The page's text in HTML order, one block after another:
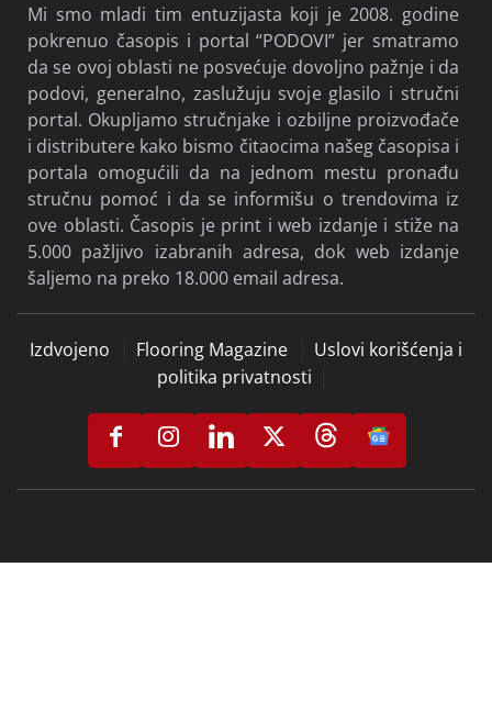
Mi smo mladi tim entuzijasta koji je 2008. godine
pokrenuo časopis i portal “PODOVI” jer smatramo
da se ovoj oblasti ne posvećuje dovoljno pažnje i da
podovi, generalno, zaslužuju svoje glasilo i stručni
portal. Okupljamo stručnjake i ozbiljne proizvođače
i distributere kako bismo čitaocima našeg časopisa i
portala omogućili da na jednom mestu pronađu
stručnu pomoć i da se informišu o trendovima iz
ove oblasti. Časopis je print i web izdanje i stiže na
5.000 pažljivo izabranih adresa, dok web izdanje
šaljemo na preko 18.000 email adresa.
Izdvojeno Flooring Magazine
Uslovi korišćenja i
politika privatnosti